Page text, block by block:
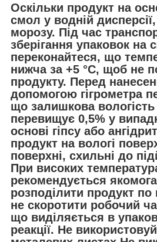
Оскільки продукт на
смол у водній дисперсії,
морозу. Під час
зберігання упаковок на
переконайтеся, що
нижча за +5 °C, щоб не
продукту. Перед
допомогою гігрометра
що залишкова
перевищує 0,5% у
основі гіпсу або
продукт на вологі
поверхні, схильні до
При високих
рекомендується
розподілити продукт
не скоротити робочий
що виділяється в
реакції. Не